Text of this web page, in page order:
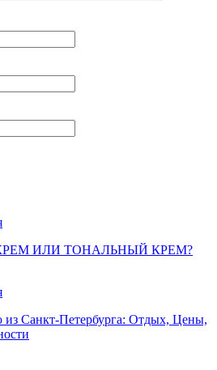
ИЛИ ТОНАЛЬНЫЙ КРЕМ?
из Санкт-Петербурга: Отдых, Цены,